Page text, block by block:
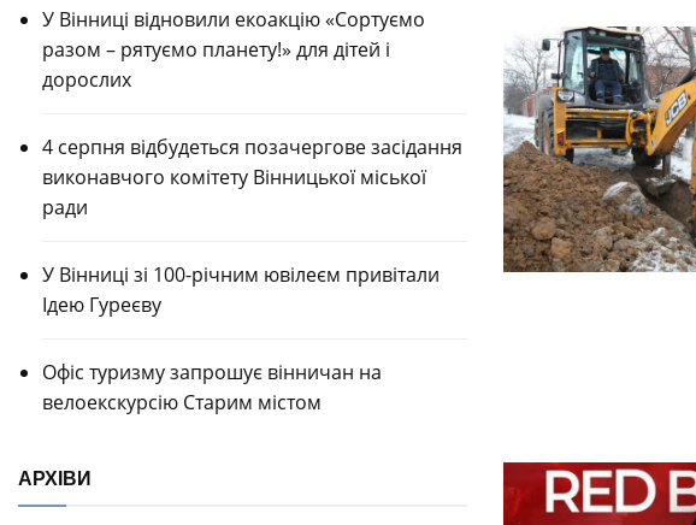
У Вінниці відновили екоакцію «Сортуємо
разом – рятуємо планету!» для дітей і
дорослих
4 серпня відбудеться позачергове засідання
виконавчого комітету Вінницької міської
ради
У Вінниці зі 100-річним ювілеєм привітали
Ідею Гуреєву
Офіс туризму запрошує вінничан на
велоекскурсію Старим містом
АРХІВИ